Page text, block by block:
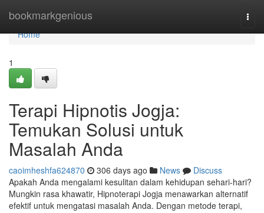
bookmarkgenious
Home
Home
1
Terapi Hipnotis Jogja:
Temukan Solusi untuk
Masalah Anda
caoimheshfa624870 306 days ago News
Discuss
Apakah Anda mengalami kesulitan dalam kehidupan sehari-hari?
Mungkin rasa khawatir, Hipnoterapi Jogja menawarkan alternatif
efektif untuk mengatasi masalah Anda. Dengan metode terapi,